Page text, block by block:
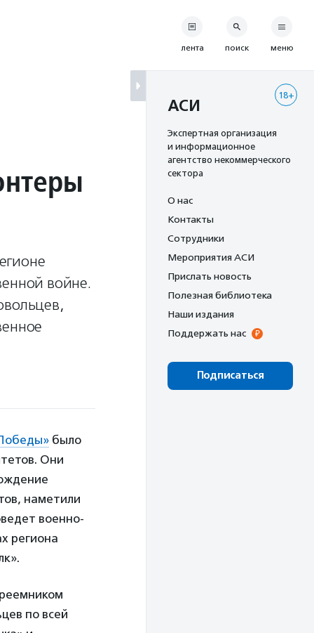
войне.
было
Они
наметили
военно-
региона
по всей
лента поиск меню
18+
АСИ
Экспертная организация
и информационное
агентство некоммерческого
сектора
О нас
Контакты
Сотрудники
Мероприятия АСИ
Прислать новость
Полезная библиотека
Наши издания
Поддержать нас
Подписаться